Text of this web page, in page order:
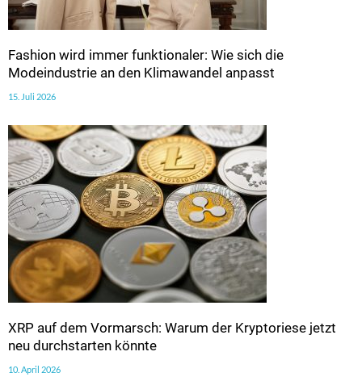
Fashion wird immer funktionaler: Wie sich die
Modeindustrie an den Klimawandel anpasst
15. Juli 2026
XRP auf dem Vormarsch: Warum der Kryptoriese jetzt
neu durchstarten könnte
10. April 2026